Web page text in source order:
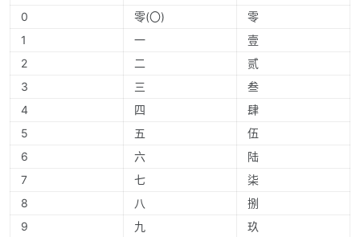
0
零(〇)
零
1
一
壹
2
二
贰
3
三
叁
4
四
肆
5
五
伍
6
六
陆
7
七
柒
8
八
捌
9
九 玖